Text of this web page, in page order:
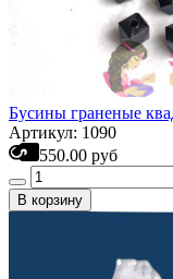
Бусины граненые
Артикул: 1090
550.00 руб
В корзину